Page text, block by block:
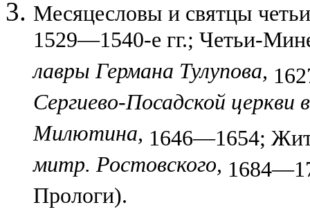
Месяцесловы и святцы
1529—1540-е гг.; Четьи-
лавры Германа Тулупова,
Сергиево-Посадской
Милютина, 1646—1654;
митр. Ростовского,
Прологи).